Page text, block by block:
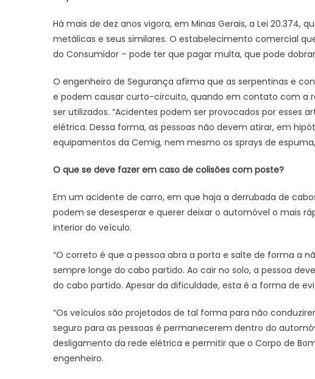
Há mais de dez anos vigora, em Minas Gerais, a Lei 20.374,
metálicas e seus similares. O estabelecimento comercial
do Consumidor – pode ter que pagar multa, que pode
O engenheiro de Segurança afirma que as serpentinas e
e podem causar curto-circuito, quando em contato com a
ser utilizados. “Acidentes podem ser provocados por esses
elétrica. Dessa forma, as pessoas não devem atirar, em
equipamentos da Cemig, nem mesmo os sprays de
O que se deve fazer em caso de colisões com poste?
Em um acidente de carro, em que haja a derrubada de
podem se desesperar e querer deixar o automóvel o mais
interior do veículo.
“O correto é que a pessoa abra a porta e salte de forma a
sempre longe do cabo partido. Ao cair no solo, a pessoa
do cabo partido. Apesar da dificuldade, esta é a forma de
“Os veículos são projetados de tal forma para não
seguro para as pessoas é permanecerem dentro do
desligamento da rede elétrica e permitir que o Corpo de
engenheiro.